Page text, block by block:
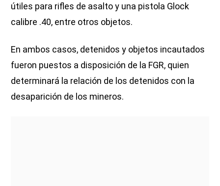
útiles para rifles de asalto y una pistola Glock
calibre .40, entre otros objetos.
En ambos casos, detenidos y objetos incautados
fueron puestos a disposición de la FGR, quien
determinará la relación de los detenidos con la
desaparición de los mineros.